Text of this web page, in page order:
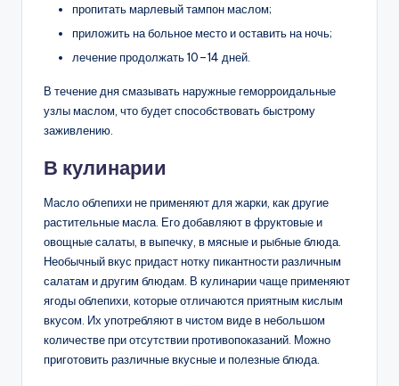
пропитать марлевый тампон маслом;
приложить на больное место и оставить на ночь;
лечение продолжать 10–14 дней.
В течение дня смазывать наружные геморроидальные
узлы маслом, что будет способствовать быстрому
заживлению.
В кулинарии
Масло облепихи не применяют для жарки, как другие
растительные масла. Его добавляют в фруктовые и
овощные салаты, в выпечку, в мясные и рыбные блюда.
Необычный вкус придаст нотку пикантности различным
салатам и другим блюдам. В кулинарии чаще применяют
ягоды облепихи, которые отличаются приятным кислым
вкусом. Их употребляют в чистом виде в небольшом
количестве при отсутствии противопоказаний. Можно
приготовить различные вкусные и полезные блюда.